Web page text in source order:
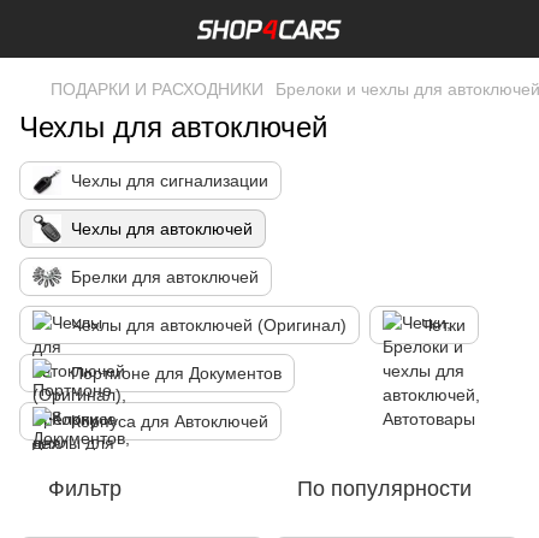
ПОДАРКИ И РАСХОДНИКИ Брелоки и чехлы для автоключей
Чехлы для автоключей
Чехлы для сигнализации
Чехлы для автоключей
Брелки для автоключей
Чехлы для автоключей (Оригинал) Четки
Портмоне для Документов
Корпуса для Автоключей
Фильтр По популярности